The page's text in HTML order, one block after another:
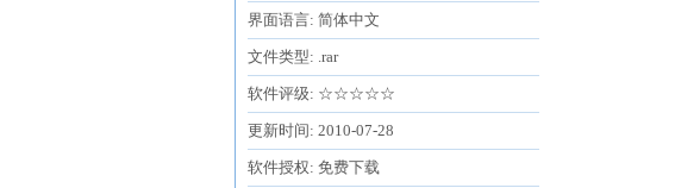
界面语言: 简体中文
文件类型: .rar
软件评级: ☆☆☆☆☆
更新时间: 2010-07-28
软件授权: 免费下载